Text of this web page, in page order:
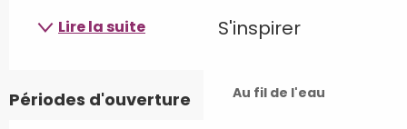
S'inspirer
Au fil de l'eau
Lire la suite
Périodes d'ouverture